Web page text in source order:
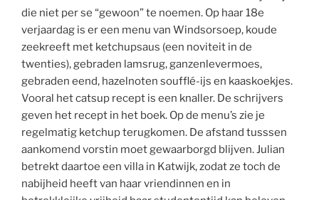
die niet per se “gewoon” te noemen. Op haar 18e
verjaardag is er een menu van Windsorsoep, koude
zeekreeft met ketchupsaus (een noviteit in de
twenties), gebraden lamsrug, ganzenlevermoes,
gebraden eend, hazelnoten soufflé-ijs en kaaskoekjes.
Vooral het catsup recept is een knaller. De schrijvers
geven het recept in het boek. Op de menu’s zie je
regelmatig ketchup terugkomen. De afstand tusssen
aankomend vorstin moet gewaarborgd blijven. Julian
betrekt daartoe een villa in Katwijk, zodat ze toch de
nabijheid heeft van haar vriendinnen en in